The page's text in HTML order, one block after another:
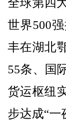
全球第四
世界500
丰在湖北
55条、国
货运枢纽
步达成“一